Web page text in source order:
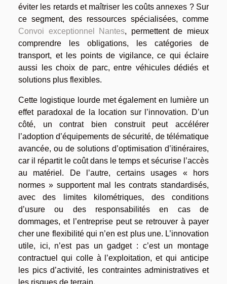
éviter les retards et maîtriser les coûts annexes ? Sur
ce segment, des ressources spécialisées, comme
Convoi exceptionnel Nantes, permettent de mieux
comprendre les obligations, les catégories de
transport, et les points de vigilance, ce qui éclaire
aussi les choix de parc, entre véhicules dédiés et
solutions plus flexibles.
Cette logistique lourde met également en lumière un
effet paradoxal de la location sur l’innovation. D’un
côté, un contrat bien construit peut accélérer
l’adoption d’équipements de sécurité, de télématique
avancée, ou de solutions d’optimisation d’itinéraires,
car il répartit le coût dans le temps et sécurise l’accès
au matériel. De l’autre, certains usages « hors
normes » supportent mal les contrats standardisés,
avec des limites kilométriques, des conditions
d’usure ou des responsabilités en cas de
dommages, et l’entreprise peut se retrouver à payer
cher une flexibilité qui n’en est plus une. L’innovation
utile, ici, n’est pas un gadget : c’est un montage
contractuel qui colle à l’exploitation, et qui anticipe
les pics d’activité, les contraintes administratives et